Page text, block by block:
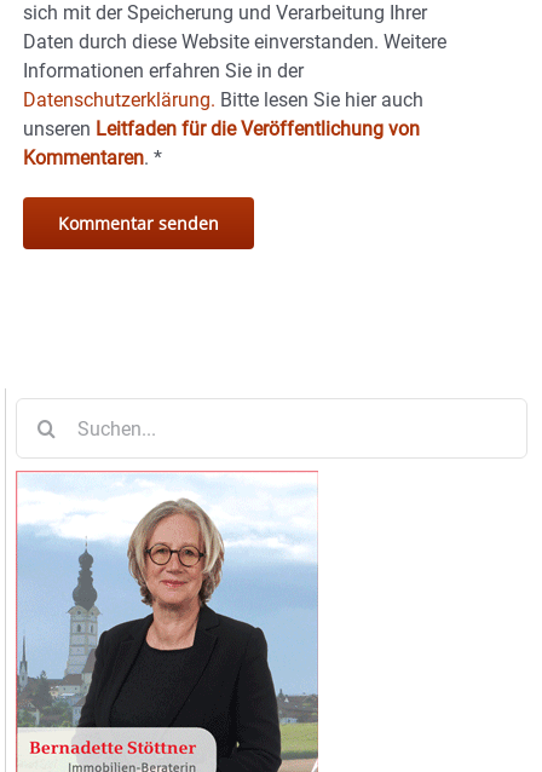
sich mit der Speicherung und Verarbeitung Ihrer
Daten durch diese Website einverstanden. Weitere
Informationen erfahren Sie in der
Datenschutzerklärung. Bitte lesen Sie hier auch
unseren Leitfaden für die Veröffentlichung von
Kommentaren. *
nach: